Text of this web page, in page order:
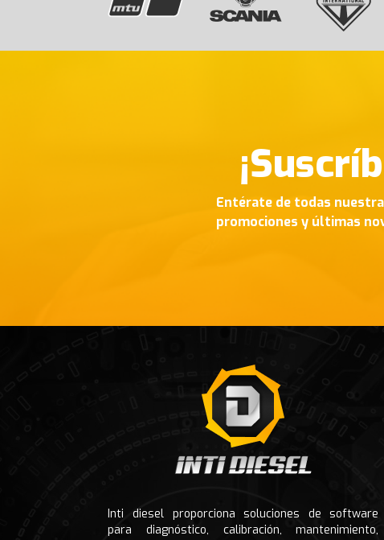
Entérate de todas
promociones y últimas
Inti diesel proporciona soluciones de software
para diagnóstico, calibración, mantenimiento,